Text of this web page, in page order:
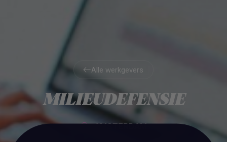
Alle werkgevers
MILIEUDEFENSIE
AMSTERDAM